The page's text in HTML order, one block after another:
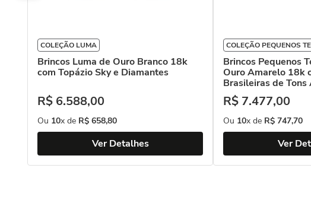
COLEÇÃO LUMA
Brincos Luma de Ouro Branco 18k
com Topázio Sky e Diamantes
R$ 6.588,00
Ou 10x de R$ 658,80
Ver Detalhes
COLEÇÃO PEQUENOS
Brincos Pequenos
Ouro Amarelo 18k
Brasileiras de Tons
R$ 7.477,00
Ou 10x de R$ 747,70
Ver